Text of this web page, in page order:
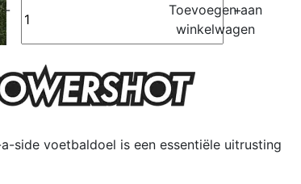
-
+
Toevoegen aan
winkelwagen
side voetbaldoel is een essentiële uitrusting